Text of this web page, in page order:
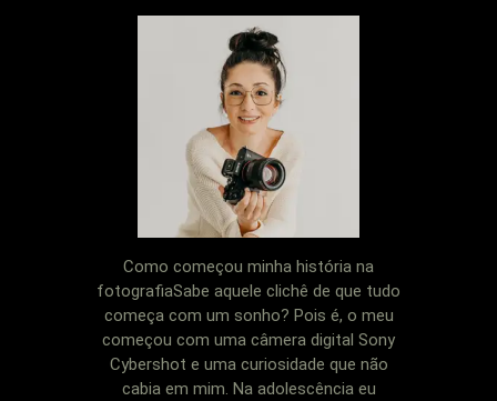
Como começou minha história na
fotografiaSabe aquele clichê de que tudo
começa com um sonho? Pois é, o meu
começou com uma câmera digital Sony
Cybershot e uma curiosidade que não
cabia em mim. Na adolescência eu